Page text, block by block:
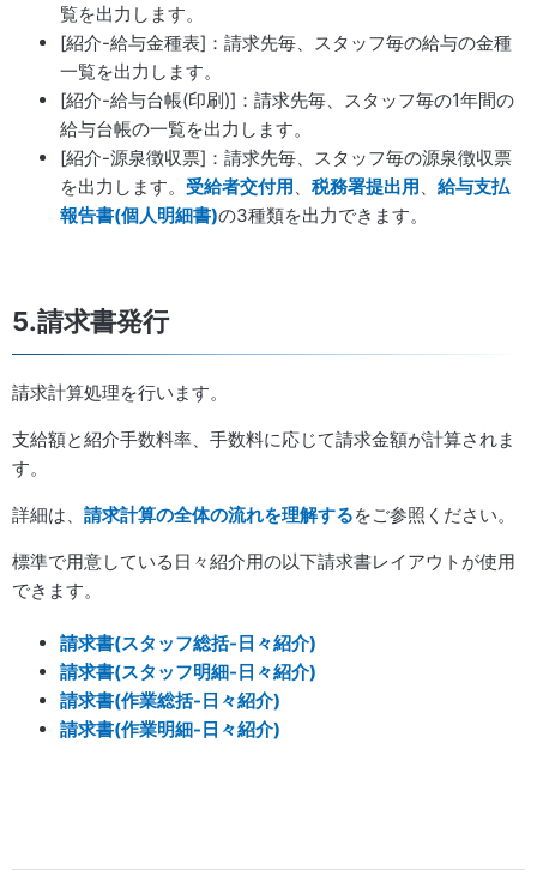
覧を出力します。
[紹介-給与金種表]：請求先毎、スタッフ毎の給与の金種
一覧を出力します。
[紹介-給与台帳(印刷)]：請求先毎、スタッフ毎の1年間の
給与台帳の一覧を出力します。
[紹介-源泉徴収票]：請求先毎、スタッフ毎の源泉徴収票
を出力します。 受給者交付用 税務署提出用
給与支払
報告書(個人明細書)の3種類を出力できます。
5.請求書発行
請求計算処理を行います。
支給額と紹介手数料率、手数料に応じて請求金額が計算されま
す。
詳細は、 請求計算の全体の流れを理解するをご参照ください。
標準で用意している日々紹介用の以下請求書レイアウトが使用
できます。
請求書(スタッフ総括-日々紹介)
請求書(スタッフ明細-日々紹介)
請求書(作業総括-日々紹介)
請求書(作業明細-日々紹介)